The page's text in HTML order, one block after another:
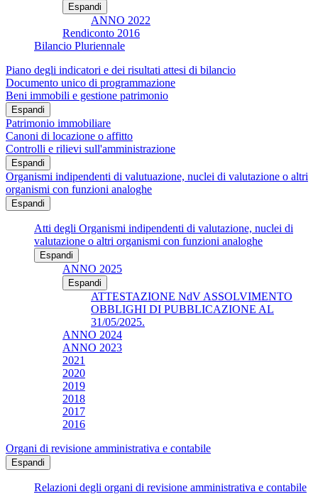
Espandi
ANNO 2022
Rendiconto 2016
Bilancio Pluriennale
Piano degli indicatori e dei risultati attesi di bilancio
Documento unico di programmazione
Beni immobili e gestione patrimonio
Espandi
Patrimonio immobiliare
Canoni di locazione o affitto
Controlli e rilievi sull'amministrazione
Espandi
Organismi indipendenti di valutuazione, nuclei di valutazione o altri
organismi con funzioni analoghe
Espandi
Atti degli Organismi indipendenti di valutazione, nuclei di
valutazione o altri organismi con funzioni analoghe
Espandi
ANNO 2025
Espandi
ATTESTAZIONE NdV ASSOLVIMENTO
OBBLIGHI DI PUBBLICAZIONE AL
31/05/2025.
ANNO 2024
ANNO 2023
2021
2020
2019
2018
2017
2016
Organi di revisione amministrativa e contabile
Espandi
Relazioni degli organi di revisione amministrativa e contabile